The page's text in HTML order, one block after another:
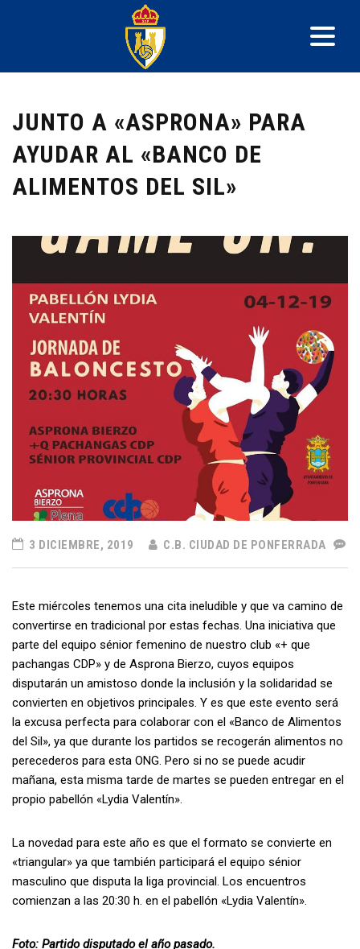
JUNTO A «ASPRONA» PARA
AYUDAR AL «BANCO DE
ALIMENTOS DEL SIL»
3 DICIEMBRE, 2019 C.B. CIUDAD DE PONFERRADA
Este miércoles tenemos una cita ineludible y que va camino de
convertirse en tradicional por estas fechas. Una iniciativa que
parte del equipo sénior femenino de nuestro club «+ que
pachangas CDP» y de Asprona Bierzo, cuyos equipos
disputarán un amistoso donde la inclusión y la solidaridad se
convierten en objetivos principales. Y es que este evento será
la excusa perfecta para colaborar con el «Banco de Alimentos
del Sil», ya que durante los partidos se recogerán alimentos no
perecederos para esta ONG. Pero si no se puede acudir
mañana, esta misma tarde de martes se pueden entregar en el
propio pabellón «Lydia Valentín».
La novedad para este año es que el formato se convierte en
«triangular» ya que también participará el equipo sénior
masculino que disputa la liga provincial. Los encuentros
comienzan a las 20:30 h. en el pabellón «Lydia Valentín».
Foto: Partido disputado el año pasado.